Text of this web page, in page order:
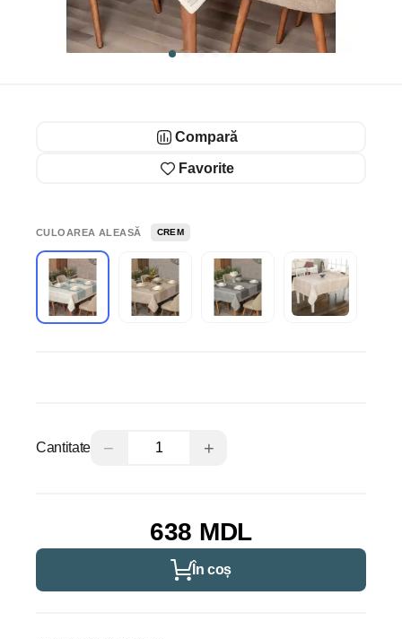
Compară
Favorite
CULOAREA ALEASĂ CREM
Cantitate − +
638 MDL
În coș